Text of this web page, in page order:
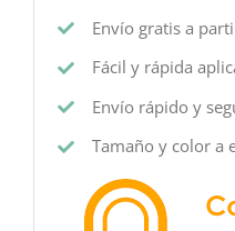
Envío gratis a
Fácil y rápida
Envío rápido y
Tamaño y color a